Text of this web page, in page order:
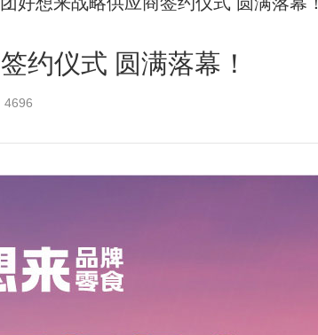
约仪式 圆满落幕！
4696